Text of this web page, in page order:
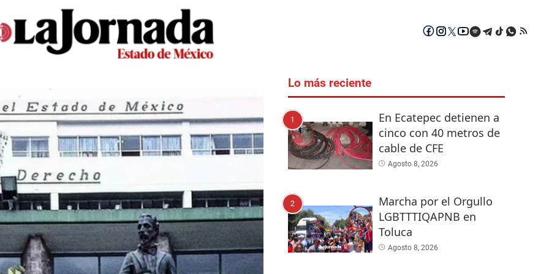
Lo más reciente
1
En Ecatepec detienen a
cinco con 40 metros de
cable de CFE
Agosto 8, 2026
2
Marcha por el Orgullo
LGBTTTIQAPNB en
Toluca
Agosto 8, 2026